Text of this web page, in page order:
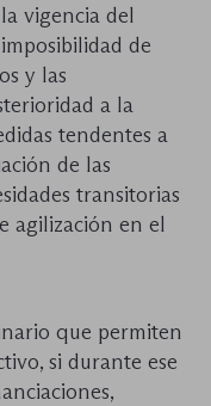
vigencia del
de
y las
a la
tendentes a
de las
transitorias
agilización en el
que permiten
si durante ese